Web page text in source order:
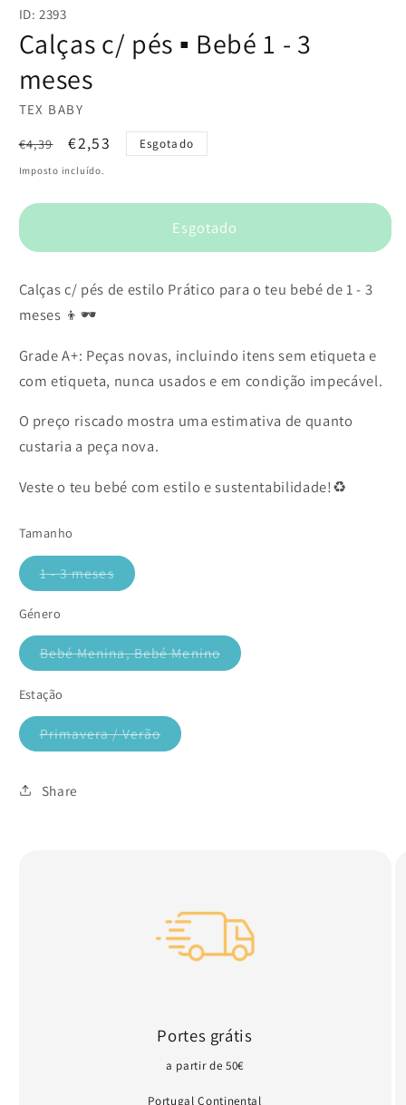
multimédia
em
modal
ID: 2393
Calças c/ pés ▪️ Bebé 1 - 3
meses
TEX BABY
Preço
normal
€4,39
Preço
de
€2,53 Esgotado
Imposto incluído.
Esgotado
Calças c/ pés de estilo Prático para o teu bebé de 1 - 3
meses 👦🕶️
Grade A+: Peças novas, incluindo itens sem etiqueta e
com etiqueta, nunca usados e em condição impecável.
O preço riscado mostra uma estimativa de quanto
custaria a peça nova.
Veste o teu bebé com estilo e sustentabilidade!♻️
Tamanho
1 - 3 meses
Variante
Género
Bebé Menina, Bebé Menino
Estação
Primavera / Verão
Variante
Share
Portes grátis
a partir de 50€
Portugal Continental